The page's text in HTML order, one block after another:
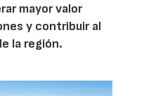
mayor valor
y contribuir al
la región.